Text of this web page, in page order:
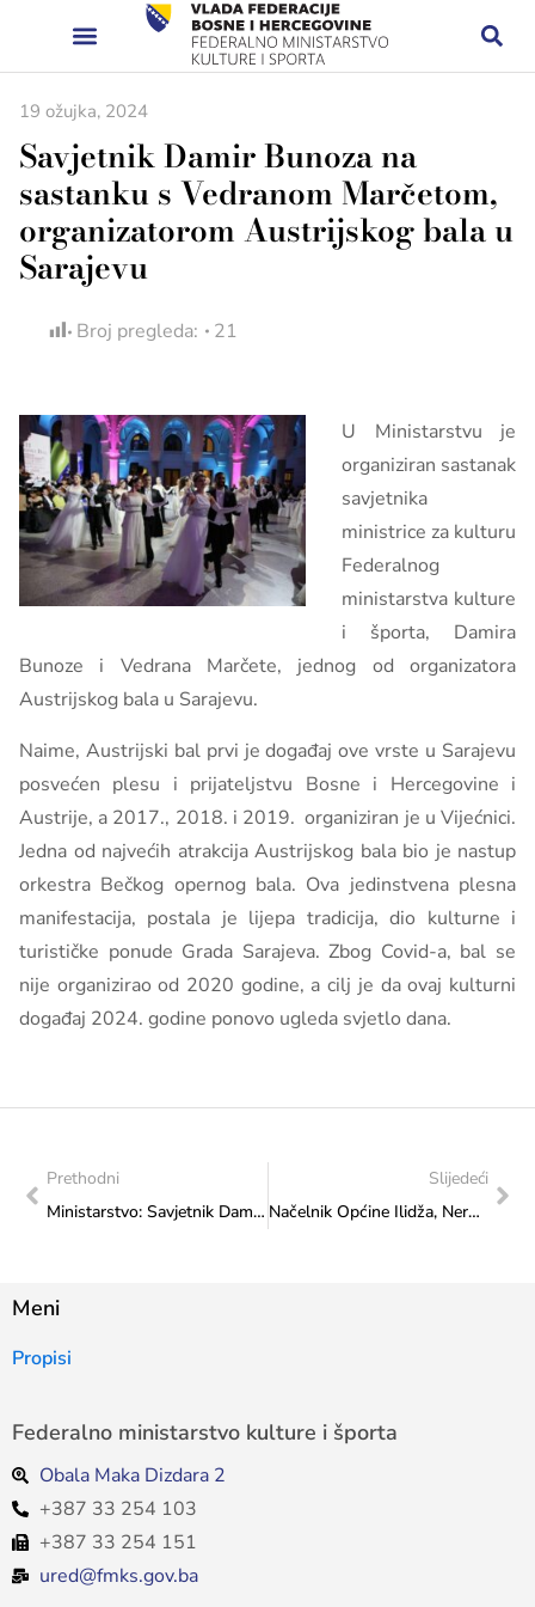
19 ožujka, 2024
Savjetnik Damir Bunoza na
sastanku s Vedranom Marčetom,
organizatorom Austrijskog bala u
Sarajevu
Broj pregleda: 21
U Ministarstvu je
organiziran sastanak
savjetnika
ministrice za kulturu
Federalnog
ministarstva kulture
i športa, Damira
Bunoze i Vedrana Marčete, jednog od organizatora
Austrijskog bala u Sarajevu.
Naime, Austrijski bal prvi je događaj ove vrste u Sarajevu
posvećen plesu i prijateljstvu Bosne i Hercegovine i
Austrije, a 2017., 2018. i 2019. organiziran je u Vijećnici.
Jedna od najvećih atrakcija Austrijskog bala bio je nastup
orkestra Bečkog opernog bala. Ova jedinstvena plesna
manifestacija, postala je lijepa tradicija, dio kulturne i
turističke ponude Grada Sarajeva. Zbog Covid-a, bal se
nije organizirao od 2020 godine, a cilj je da ovaj kulturni
događaj 2024. godine ponovo ugleda svjetlo dana.
Prethodni
Ministarstvo: Savjetnik Damir Bunoza susreo se s violinistkinjom Almom Dizdar
Slijedeći
Načelnik Općine Ilidža, Nermin Muzur, informirao ministricu Sanju Vlaisavljević o projektima, planovima i viziji razvoja Općine u budućnosti
Meni
Propisi
Federalno ministarstvo kulture i športa
Obala Maka Dizdara 2
+387 33 254 103
+387 33 254 151
ured@fmks.gov.ba